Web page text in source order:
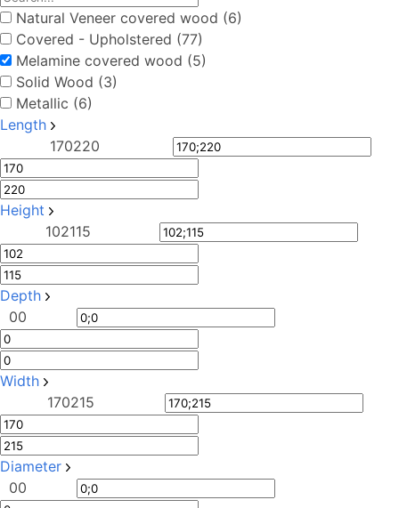
Natural Veneer covered wood (6)
Covered - Upholstered (77)
Melamine covered wood (5)
Solid Wood (3)
Metallic (6)
Length
170220
Height
102115
Depth
00
Width
170215
Diameter
00